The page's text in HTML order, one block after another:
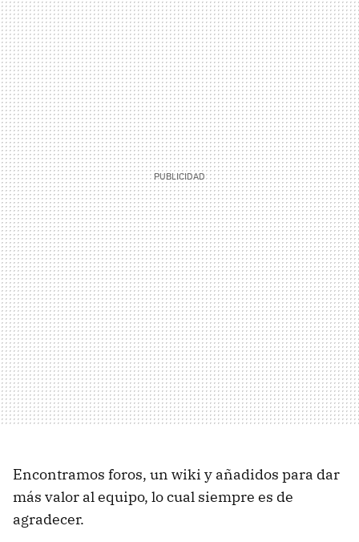
Encontramos foros, un wiki y añadidos para dar
más valor al equipo, lo cual siempre es de
agradecer.